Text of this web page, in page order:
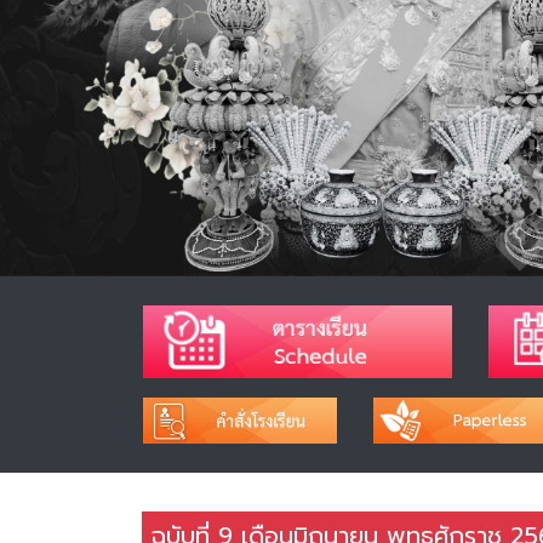
ฉบับที่ 9 เดือนมิถุนายน พุทธศักราช